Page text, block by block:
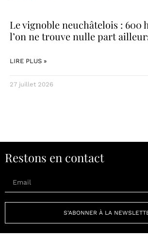
Le vignoble neuchâtelois : 600
l’on ne trouve nulle part
LIRE PLUS »
27 juillet 2026
Restons en contact
S'ABONNER À LA